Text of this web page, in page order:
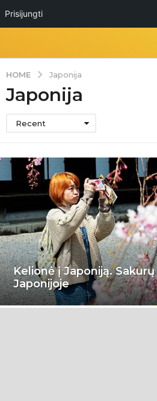
Prisijungti
HOME Japonija
Japonija
Recent
Kelionė į Japoniją.
Japonijoje